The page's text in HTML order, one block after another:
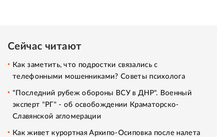
Сейчас читают
Как заметить, что подростки связались с
телефонными мошенниками? Советы психолога
"Последний рубеж обороны ВСУ в ДНР". Военный
эксперт "РГ" - об освобождении Краматорско-
Славянской агломерации
Как живет курортная Архипо-Осиповка после налета